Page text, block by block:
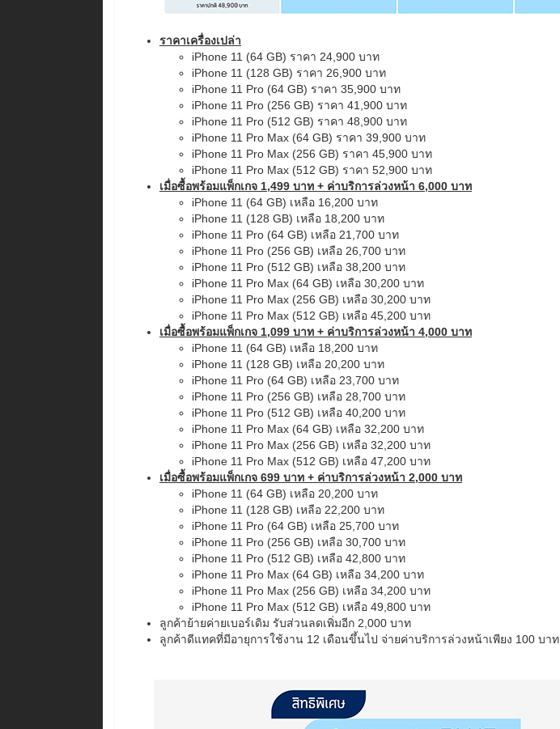
ราคาเครื่องเปล่า
iPhone 11 (64 GB) ราคา 24,900 บาท
iPhone 11 (128 GB) ราคา 26,900 บาท
iPhone 11 Pro (64 GB) ราคา 35,900 บาท
iPhone 11 Pro (256 GB) ราคา 41,900 บาท
iPhone 11 Pro (512 GB) ราคา 48,900 บาท
iPhone 11 Pro Max (64 GB) ราคา 39,900 บาท
iPhone 11 Pro Max (256 GB) ราคา 45,900 บาท
iPhone 11 Pro Max (512 GB) ราคา 52,900 บาท
เมื่อซื้อพร้อมแพ็กเกจ 1,499 บาท + ค่าบริการล่วงหน้า 6,000 บาท
iPhone 11 (64 GB) เหลือ 16,200 บาท
iPhone 11 (128 GB) เหลือ 18,200 บาท
iPhone 11 Pro (64 GB) เหลือ 21,700 บาท
iPhone 11 Pro (256 GB) เหลือ 26,700 บาท
iPhone 11 Pro (512 GB) เหลือ 38,200 บาท
iPhone 11 Pro Max (64 GB) เหลือ 30,200 บาท
iPhone 11 Pro Max (256 GB) เหลือ 30,200 บาท
iPhone 11 Pro Max (512 GB) เหลือ 45,200 บาท
เมื่อซื้อพร้อมแพ็กเกจ 1,099 บาท + ค่าบริการล่วงหน้า 4,000 บาท
iPhone 11 (64 GB) เหลือ 18,200 บาท
iPhone 11 (128 GB) เหลือ 20,200 บาท
iPhone 11 Pro (64 GB) เหลือ 23,700 บาท
iPhone 11 Pro (256 GB) เหลือ 28,700 บาท
iPhone 11 Pro (512 GB) เหลือ 40,200 บาท
iPhone 11 Pro Max (64 GB) เหลือ 32,200 บาท
iPhone 11 Pro Max (256 GB) เหลือ 32,200 บาท
iPhone 11 Pro Max (512 GB) เหลือ 47,200 บาท
เมื่อซื้อพร้อมแพ็กเกจ 699 บาท + ค่าบริการล่วงหน้า 2,000 บาท
iPhone 11 (64 GB) เหลือ 20,200 บาท
iPhone 11 (128 GB) เหลือ 22,200 บาท
iPhone 11 Pro (64 GB) เหลือ 25,700 บาท
iPhone 11 Pro (256 GB) เหลือ 30,700 บาท
iPhone 11 Pro (512 GB) เหลือ 42,800 บาท
iPhone 11 Pro Max (64 GB) เหลือ 34,200 บาท
iPhone 11 Pro Max (256 GB) เหลือ 34,200 บาท
iPhone 11 Pro Max (512 GB) เหลือ 49,800 บาท
ลูกค้าย้ายค่ายเบอร์เดิม รับส่วนลดเพิ่มอีก 2,000 บาท
ลูกค้าดีแทคที่มีอายุการใช้งาน 12 เดือนขึ้นไป จ่ายค่าบริการล่วงหน้าเพียง 100 บาท